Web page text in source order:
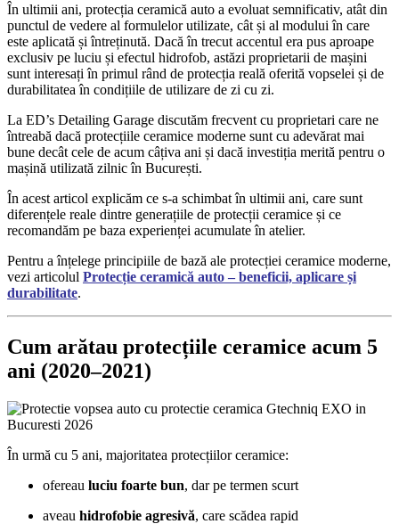
În ultimii ani, protecția ceramică auto a evoluat semnificativ, atât din
punctul de vedere al formulelor utilizate, cât și al modului în care
este aplicată și întreținută. Dacă în trecut accentul era pus aproape
exclusiv pe luciu și efectul hidrofob, astăzi proprietarii de mașini
sunt interesați în primul rând de protecția reală oferită vopselei și de
durabilitatea în condițiile de utilizare de zi cu zi.
La ED’s Detailing Garage discutăm frecvent cu proprietari care ne
întreabă dacă protecțiile ceramice moderne sunt cu adevărat mai
bune decât cele de acum câțiva ani și dacă investiția merită pentru o
mașină utilizată zilnic în București.
În acest articol explicăm ce s-a schimbat în ultimii ani, care sunt
diferențele reale dintre generațiile de protecții ceramice și ce
recomandăm pe baza experienței acumulate în atelier.
Pentru a înțelege principiile de bază ale protecției ceramice moderne,
vezi articolul Protecție ceramică auto – beneficii, aplicare și
durabilitate.
Cum arătau protecțiile ceramice acum 5
ani (2020–2021)
În urmă cu 5 ani, majoritatea protecțiilor ceramice:
ofereau luciu foarte bun, dar pe termen scurt
aveau hidrofobie agresivă, care scădea rapid